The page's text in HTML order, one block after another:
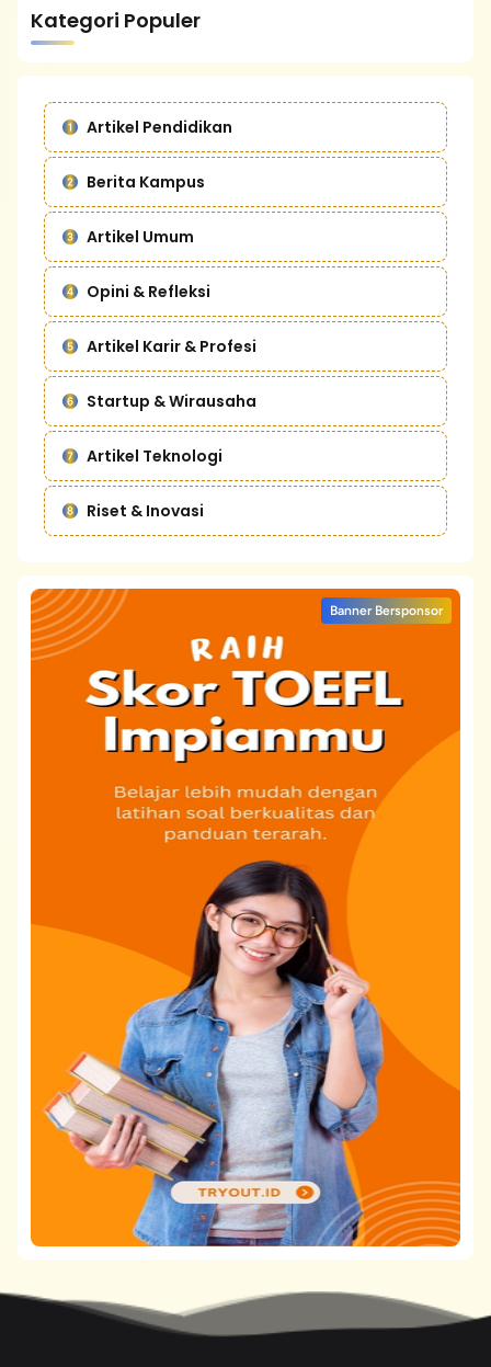
Kategori Populer
Artikel Pendidikan
Berita Kampus
Artikel Umum
Opini & Refleksi
Artikel Karir & Profesi
Startup & Wirausaha
Artikel Teknologi
Riset & Inovasi
Banner Bersponsor